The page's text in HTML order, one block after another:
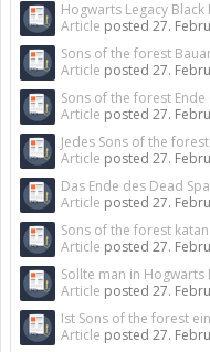
Hogwarts Legacy
Article posted 27.
Sons of the forest
Article posted 27.
Sons of the forest
Article posted 27.
Jedes Sons of the
Article posted 27.
Das Ende des Dead
Article posted 27.
Sons of the forest
Article posted 27.
Sollte man in Hogwarts
Article posted 27.
Ist Sons of the forest
Article posted 27.